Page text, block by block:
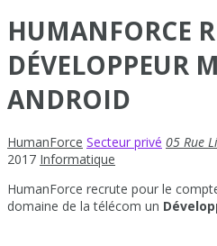
HUMANFORCE
DÉVELOPPEUR
ANDROID
HumanForce Secteur privé 05 Rue
2017 Informatique
HumanForce recrute pour le
domaine de la télécom un